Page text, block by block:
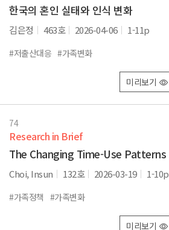
한국의 혼인 실태와 인식 변화
김은정 463호 2026-04-06 1-11p
#저출산대응 #가족변화
미리보기
74
Research in Brief
Choi, Insun 132호 2026-03-19 1-10p
#가족정책 #가족변화
미리보기